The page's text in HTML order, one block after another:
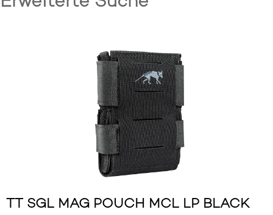
TT SGL MAG POUCH MCL LP BLACK